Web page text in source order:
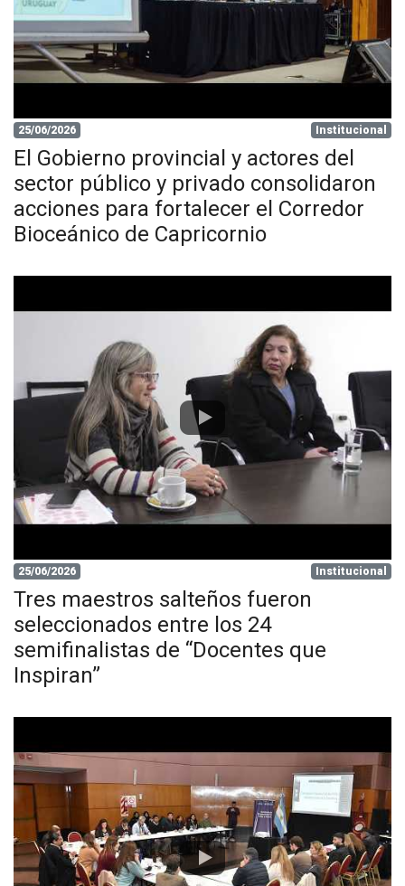
25/06/2026 Institucional
El Gobierno provincial y actores del
sector público y privado consolidaron
acciones para fortalecer el Corredor
Bioceánico de Capricornio
25/06/2026 Institucional
Tres maestros salteños fueron
seleccionados entre los 24
semifinalistas de “Docentes que
Inspiran”